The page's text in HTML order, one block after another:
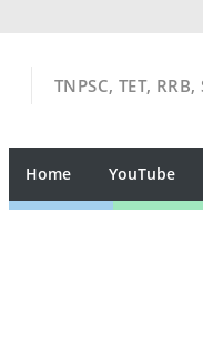
TNPSC, TET,
Home YouTube